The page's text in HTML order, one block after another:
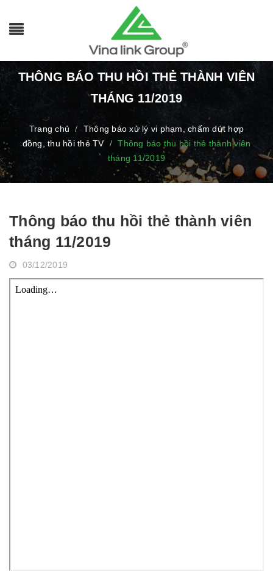
THÔNG BÁO THU HỒI THẺ THÀNH VIÊN
THÁNG 11/2019
Trang chủ /
Thông báo xử lý vi phạm, chấm dứt hợp
đồng, thu hồi thẻ TV
/
Thông báo thu hồi thẻ thành viên
tháng 11/2019
Thông báo thu hồi thẻ thành viên
tháng 11/2019
03/12/2019